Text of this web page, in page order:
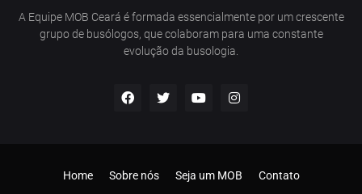
A Equipe MOB Ceará é formada essencialmente por um crescente
grupo de busólogos, que colaboram para uma constante
evolução da busologia.
Home Sobre nós Seja um MOB Contato